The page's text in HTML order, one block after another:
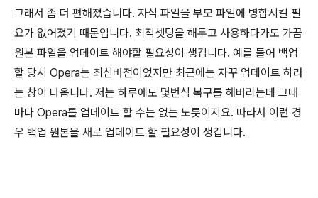
그래서 좀 더 편해졌습니다. 자식 파일을 부모 파일에 병합시킬 필
요가 없어졌기 때문입니다. 최적셋팅을 해두고 사용하다가도 가끔
원본 파일을 업데이트 해야할 필요성이 생깁니다. 예를 들어 백업
할 당시 Opera는 최신버전이었지만 최근에는 자꾸 업데이트 하라
는 창이 나옵니다. 저는 하루에도 몇번식 복구를 해버리는데 그때
마다 Opera를 업데이트 할 수는 없는 노릇이지요. 따라서 이런 경
우 백업 원본을 새로 업데이트 할 필요성이 생깁니다.